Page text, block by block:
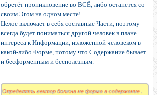
обретёт проникновение во ВСЁ, либо останется со
своим Эгом на одном месте!
Целое включает в себя составные Части, поэтому
всегда будет пониматься другой человек в плане
интереса к Информации, изложенной человеком в
какой-либо Форме, потому что Содержание бывает
и бесформенным и бесполезным.
Определять вектор должна не форма а содержание .